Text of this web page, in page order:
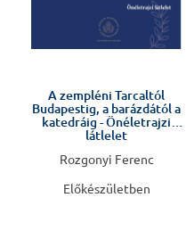
A zempléni Tarcaltól
Budapestig, a barázdától a
katedráig - Önéletrajzi
látlelet
Rozgonyi Ferenc
Előkészületben